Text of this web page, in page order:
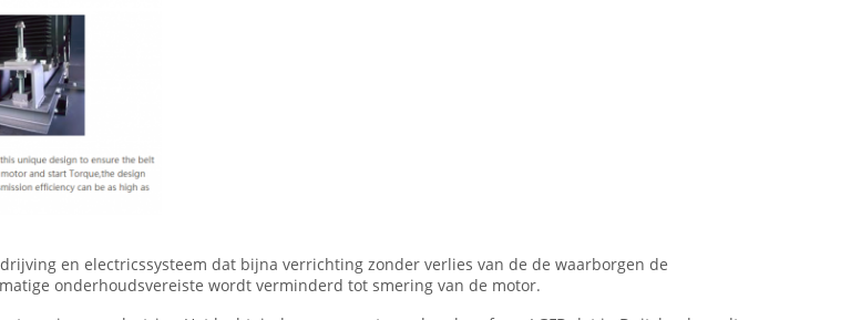
en electricssysteem dat bijna verrichting zonder verlies van de de waarborgen de
onderhoudsvereiste wordt verminderd tot smering van de motor.